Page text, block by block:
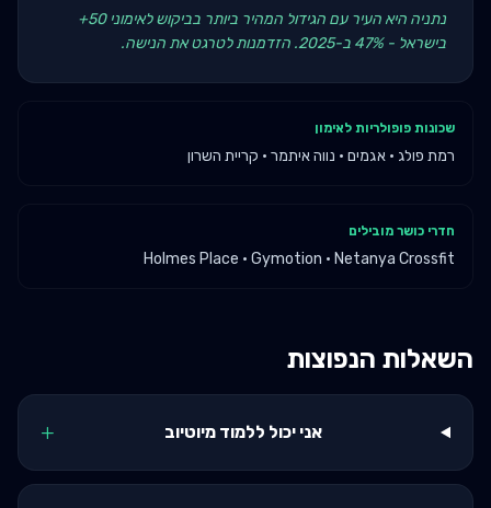
נתניה היא העיר עם הגידול המהיר ביותר בביקוש לאימוני 50+
בישראל - 47% ב-2025. הזדמנות לטרגט את הנישה.
שכונות פופולריות לאימון
רמת פולג · אגמים · נווה איתמר · קריית השרון
חדרי כושר מובילים
Holmes Place · Gymotion · Netanya Crossfit
השאלות הנפוצות
אני יכול ללמוד מיוטיוב +